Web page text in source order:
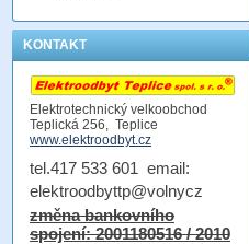
KONTAKT
Elektrotechnický velkoobchod
Teplická 256, Teplice
www.elektroodbyt.cz
tel.417 533 601 email:
elektroodbyttp@volnycz
změna bankovního
spojení: 2001180516 / 2010